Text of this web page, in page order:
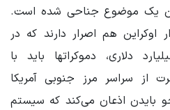
یک موضوع جناحی شده است.
هم اصرار دارند که در
تصویب بسته ۱۱۱ میلیارد دلاری، دموکراتها باید با
سراسر مرز جنوبی آمریکا
بایدن اذعان می‌کند که سیستم